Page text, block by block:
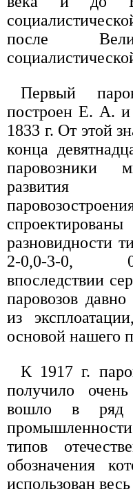
после
Первый
построен Е. А.
1833 г. От этой
конца
паровозники
развития
разновидности
2-0,0-3-0,
впоследствии
паровозов
из
основой нашего
К 1917 г.
получило
вошло в ряд
типов
обозначения
использован